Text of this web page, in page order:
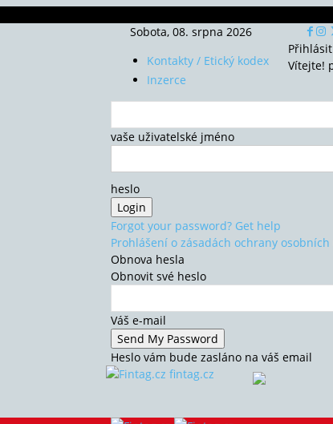
Sobota, 08. srpna 2026
Kontakty / Etický kodex
Inzerce
Vítejte!
vaše uživatelské jméno
heslo
Forgot your password? Get help
Prohlášení o zásadách ochrany
Obnova hesla
Obnovit své heslo
Váš e-mail
Heslo vám bude zasláno na váš email
fintag.cz